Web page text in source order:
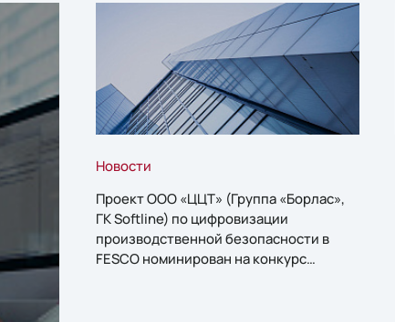
Новости
Проект ООО «ЦЦТ» (Группа «Борлас»,
ГК Softline) по цифровизации
производственной безопасности в
FESCO номинирован на конкурс